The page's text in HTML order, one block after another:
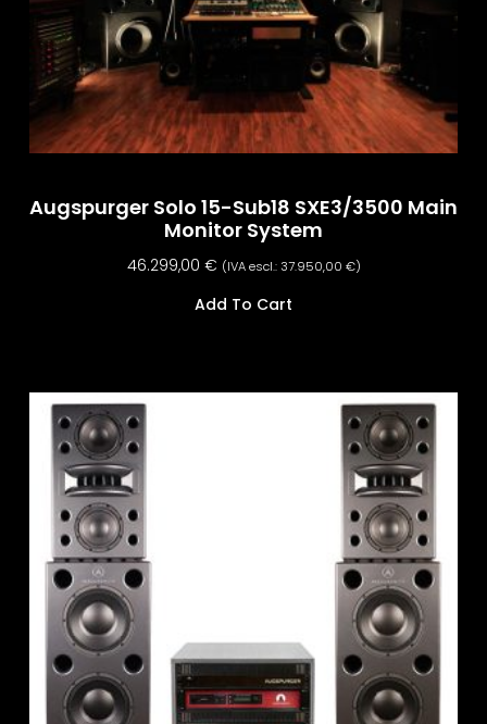
Augspurger Solo 15-Sub18 SXE3/3500 Main
Monitor System
46.299,00 € (IVA escl.:37.950,00 €)
Add To Cart